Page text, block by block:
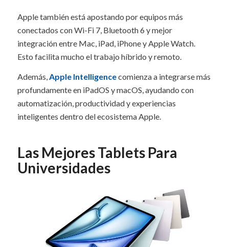
Apple también está apostando por equipos más
conectados con Wi-Fi 7, Bluetooth 6 y mejor
integración entre Mac, iPad, iPhone y Apple Watch.
Esto facilita mucho el trabajo híbrido y remoto.
Además,Apple Intelligencecomienza a integrarse más
profundamente en iPadOS y macOS, ayudando con
automatización, productividad y experiencias
inteligentes dentro del ecosistema Apple.
Las Mejores Tablets Para
Universidades